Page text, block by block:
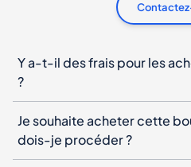
Y a-t-il des frais pour les
?
Je souhaite acheter cette
dois-je procéder ?